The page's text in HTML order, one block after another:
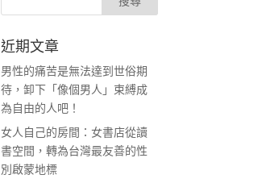
近期文章
男性的痛苦是無法達到世俗期
待，卸下「像個男人」束縛成
為自由的人吧！
女人自己的房間：女書店從讀
書空間，轉為台灣最友善的性
別啟蒙地標